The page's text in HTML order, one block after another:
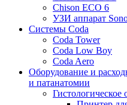
Chison ECO 6
УЗИ аппарат
Системы Coda
Coda Tower
Coda Low Boy
Coda Aero
Оборудование и
и патанатомии
Гистологическое